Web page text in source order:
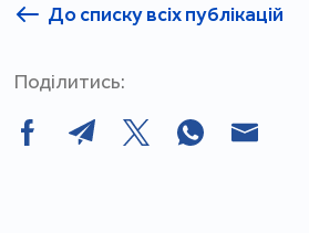
До списку всіх публікацій
Поділитись: